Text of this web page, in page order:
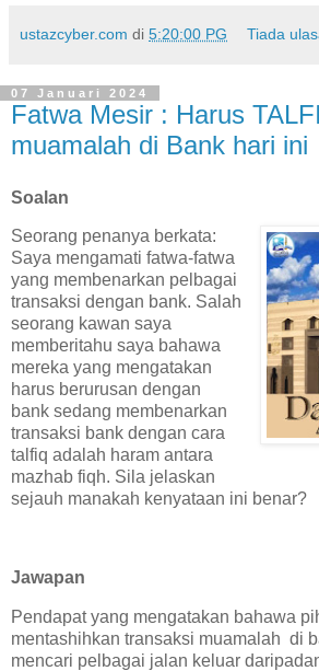
ustazcyber.com di 5:20:00 PG Tiada
07 Januari 2024
Fatwa Mesir : Harus
muamalah di Bank hari ini
Soalan
Seorang penanya berkata:
Saya mengamati fatwa-fatwa
yang membenarkan pelbagai
transaksi dengan bank. Salah
seorang kawan saya
memberitahu saya bahawa
mereka yang mengatakan
harus berurusan dengan
bank sedang membenarkan
transaksi bank dengan cara
talfiq adalah haram antara
mazhab fiqh. Sila jelaskan
sejauh manakah kenyataan ini benar?
Jawapan
Pendapat yang mengatakan bahawa
mentashihkan transaksi muamalah di
mencari pelbagai jalan keluar